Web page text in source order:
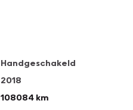
Handgeschakeld
2018
108084 km